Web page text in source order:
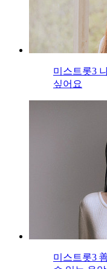
미스트롯3
싶어요
미스트롯3